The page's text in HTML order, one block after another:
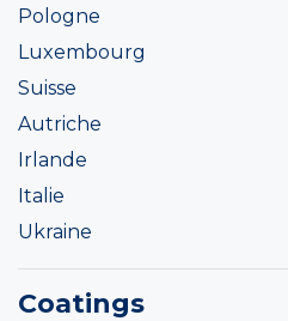
Pologne
Luxembourg
Suisse
Autriche
Irlande
Italie
Ukraine
Coatings